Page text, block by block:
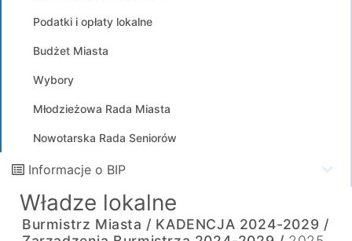
Podatki i opłaty lokalne
Budżet Miasta
Wybory
Młodzieżowa Rada Miasta
Nowotarska Rada Seniorów
Informacje o BIP
Władze lokalne
Burmistrz Miasta / KADENCJA 2024-2029 /